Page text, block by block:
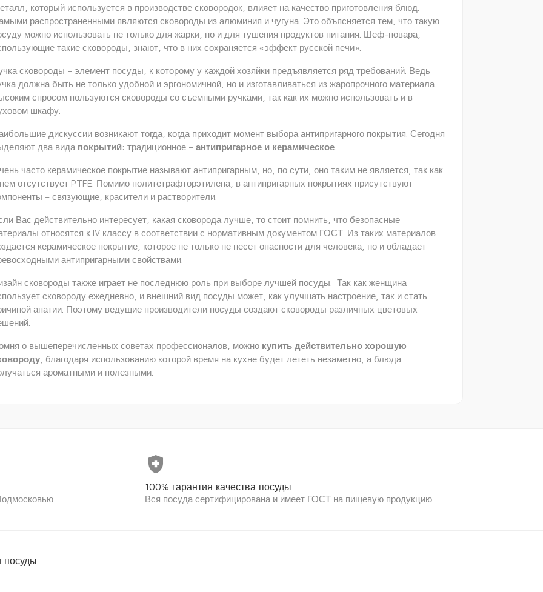
который используется в производстве сковородок, влияет на качество приготовления блюд.
распространенными являются сковороды из алюминия и чугуна. Это объясняется тем, что такую
можно использовать не только для жарки, но и для тушения продуктов питания. Шеф-повара,
такие сковороды, знают, что в них сохраняется «эффект русской печи».
сковороды – элемент посуды, к которому у каждой хозяйки предъявляется ряд требований. Ведь
должна быть не только удобной и эргономичной, но и изготавливаться из жаропрочного материала.
спросом пользуются сковороды со съемными ручками, так как их можно использовать и в
шкафу.
дискуссии возникают тогда, когда приходит момент выбора антипригарного покрытия. Сегодня
два вида покрытий: традиционное – антипригарное и керамическое.
часто керамическое покрытие называют антипригарным, но, по сути, оно таким не является, так как
отсутствует PTFE. Помимо политетрафторэтилена, в антипригарных покрытиях присутствуют
– связующие, красители и растворители.
Вас действительно интересует, какая сковорода лучше, то стоит помнить, что безопасные
относятся к IV классу в соответствии с нормативным документом ГОСТ. Из таких материалов
керамическое покрытие, которое не только не несет опасности для человека, но и обладает
антипригарными свойствами.
сковороды также играет не последнюю роль при выборе лучшей посуды. Так как женщина
сковороду ежедневно, и внешний вид посуды может, как улучшать настроение, так и стать
апатии. Поэтому ведущие производители посуды создают сковороды различных цветовых
о вышеперечисленных советах профессионалов, можно купить действительно хорошую
, благодаря использованию которой время на кухне будет лететь незаметно, а блюда
ароматными и полезными.
health_and_safety
100% гарантия качества посуды
Вся посуда сертифицирована и имеет ГОСТ на пищевую продукцию
посуды